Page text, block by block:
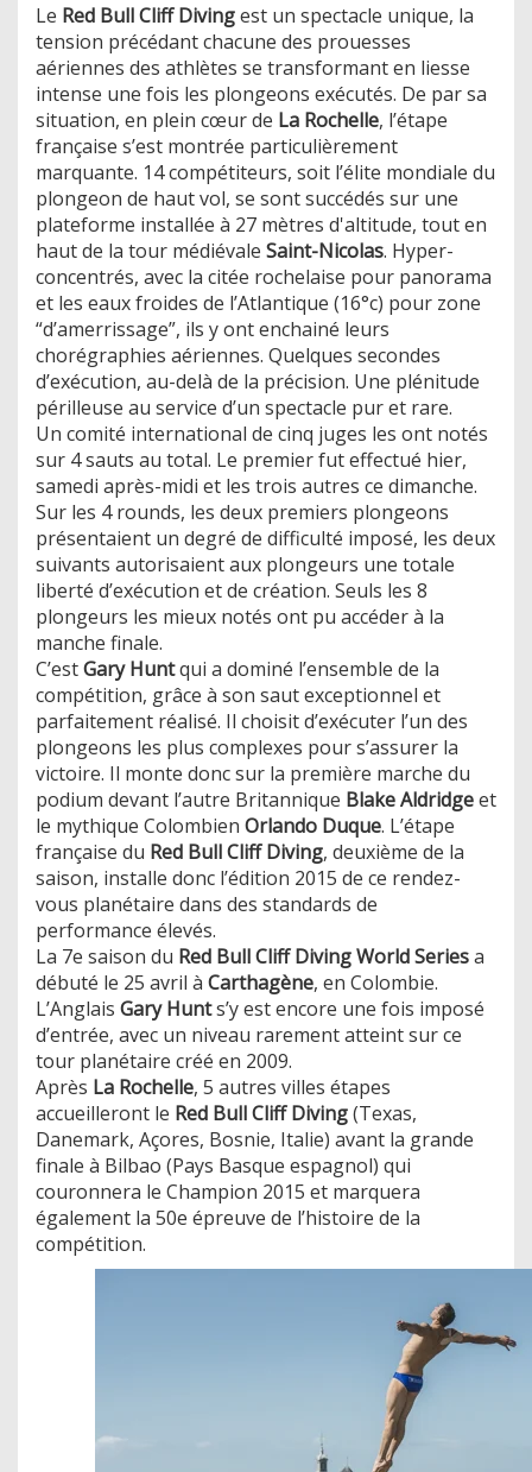
Le Red Bull Cliff Divingest un spectacle unique, la
tension précédant chacune des prouesses
aériennes des athlètes se transformant en liesse
intense une fois les plongeons exécutés. De par sa
situation, en plein cœur de La Rochelle, l’étape
française s’est montrée particulièrement
marquante. 14 compétiteurs, soit l’élite mondiale du
plongeon de haut vol, se sont succédés sur une
plateforme installée à 27 mètres d'altitude, tout en
haut de la tour médiévale Saint-Nicolas. Hyper-
concentrés, avec la citée rochelaise pour panorama
et les eaux froides de l’Atlantique (16°c) pour zone
“d’amerrissage”, ils y ont enchainé leurs
chorégraphies aériennes. Quelques secondes
d’exécution, au-delà de la précision. Une plénitude
périlleuse au service d’un spectacle pur et rare.
Un comité international de cinq juges les ont notés
sur 4 sauts au total. Le premier fut effectué hier,
samedi après-midi et les trois autres ce dimanche.
Sur les 4 rounds, les deux premiers plongeons
présentaient un degré de difficulté imposé, les deux
suivants autorisaient aux plongeurs une totale
liberté d’exécution et de création. Seuls les 8
plongeurs les mieux notés ont pu accéder à la
manche finale.
C’estGary Huntqui a dominé l’ensemble de la
compétition, grâce à son saut exceptionnel et
parfaitement réalisé. Il choisit d’exécuter l’un des
plongeons les plus complexes pour s’assurer la
victoire. Il monte donc sur la première marche du
podium devant l’autre Britannique Blake Aldridgeet
le mythique Colombien Orlando Duque. L’étape
française du Red Bull Cliff Diving, deuxième de la
saison, installe donc l’édition 2015 de ce rendez-
vous planétaire dans des standards de
performance élevés.
La 7e saison du Red Bull Cliff Diving World Seriesa
débuté le 25 avril à Carthagène, en Colombie.
L’Anglais Gary Hunts’y est encore une fois imposé
d’entrée, avec un niveau rarement atteint sur ce
tour planétaire créé en 2009.
Après La Rochelle, 5 autres villes étapes
accueilleront le Red Bull Cliff Diving(Texas,
Danemark, Açores, Bosnie, Italie) avant la grande
finale à Bilbao (Pays Basque espagnol) qui
couronnera le Champion 2015 et marquera
également la 50e épreuve de l’histoire de la
compétition.